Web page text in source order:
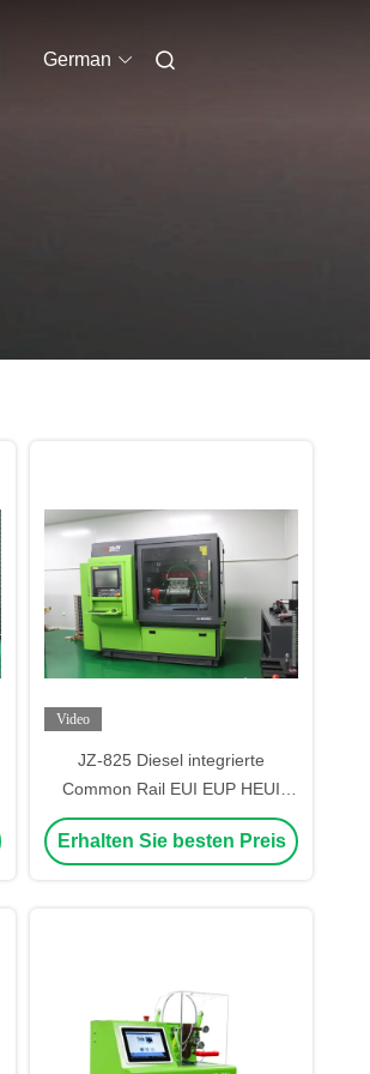
German
Video
JZ-825 Diesel integrierte
Common Rail EUI EUP HEUI
Piezo-Solenoid-Injektor und
Pumpenprüfbank
Erhalten Sie besten Preis